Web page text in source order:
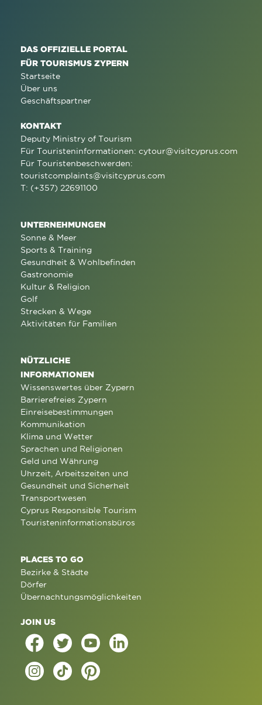
DAS OFFIZIELLE PORTAL
FÜR TOURISMUS ZYPERN
Startseite
Über uns
Geschäftspartner
KONTAKT
Deputy Ministry of Tourism
Für Touristeninformationen: cytour@visitcyprus.com
Für Touristenbeschwerden:
touristcomplaints@visitcyprus.com
T: (+357) 22691100
UNTERNEHMUNGEN
Sonne & Meer
Sports & Training
Gesundheit & Wohlbefinden
Gastronomie
Kultur & Religion
Golf
Strecken & Wege
Aktivitäten für Familien
NÜTZLICHE
INFORMATIONEN
Wissenswertes über Zypern
Barrierefreies Zypern
Einreisebestimmungen
Kommunikation
Klima und Wetter
Sprachen und Religionen
Geld und Währung
Uhrzeit, Arbeitszeiten und
Gesundheit und Sicherheit
Transportwesen
Cyprus Responsible Tourism
Touristeninformationsbüros
PLACES TO GO
Bezirke & Städte
Dörfer
Übernachtungsmöglichkeiten
JOIN US